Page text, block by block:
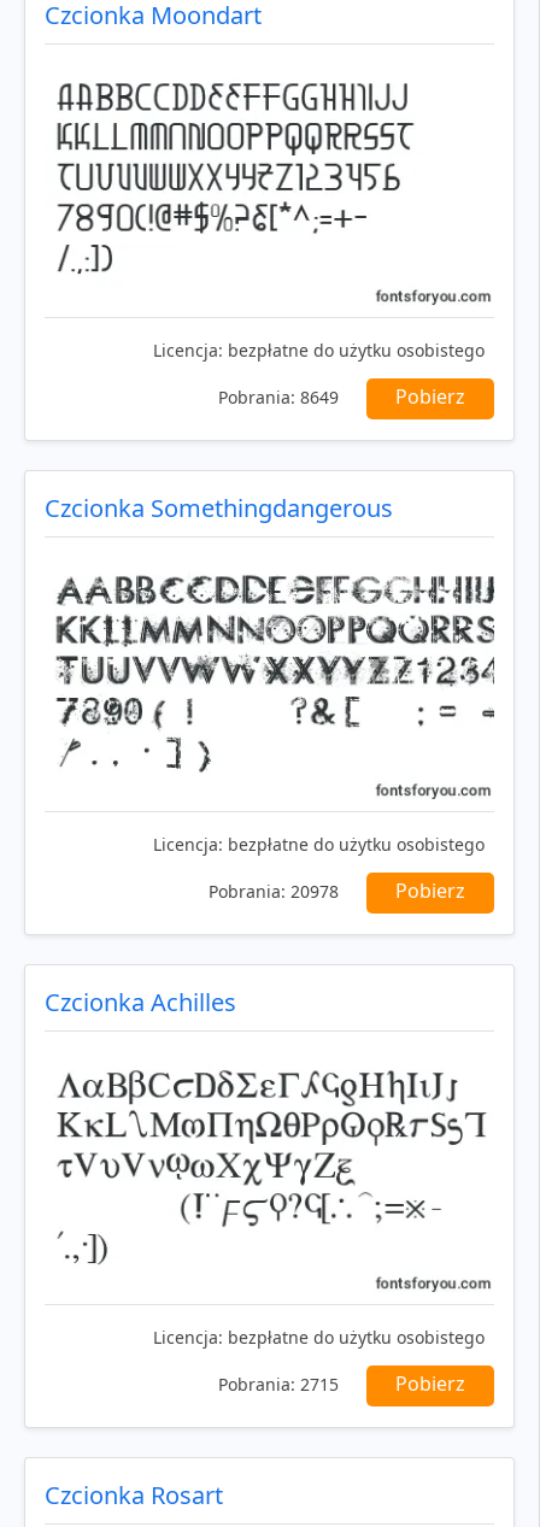
Czcionka Moondart
Licencja: bezpłatne do użytku osobistego
Pobrania: 8649 Pobierz
Czcionka Somethingdangerous
Licencja: bezpłatne do użytku osobistego
Pobrania: 20978 Pobierz
Czcionka Achilles
Licencja: bezpłatne do użytku osobistego
Pobrania: 2715 Pobierz
Czcionka Rosart